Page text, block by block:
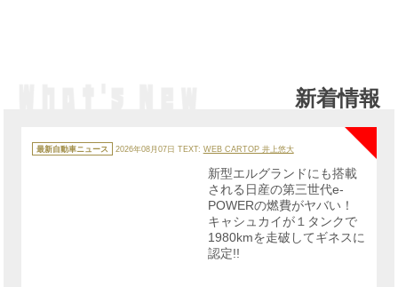
新着情報
テ
ゴ
最新自動車ニュース 2026年08月07日 TEXT: WEB CARTOP 井上悠大
NEW
新型エルグランドにも搭載
される日産の第三世代e-
POWERの燃費がヤバい！
キャシュカイが１タンクで
1980kmを走破してギネスに
認定!!